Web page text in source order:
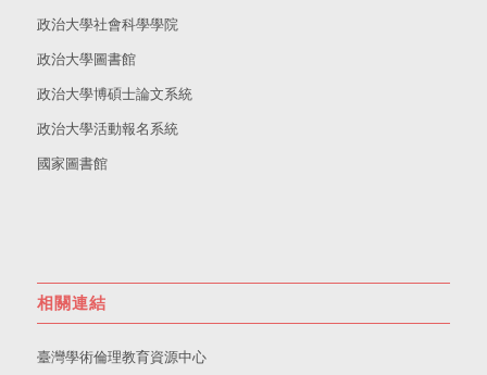
政治大學社會科學學院
政治大學圖書館
政治大學博碩士論文系統
政治大學活動報名系統
國家圖書館
相關連結
臺灣學術倫理教育資源中心